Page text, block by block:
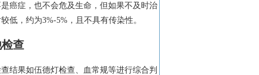
癌症，也不会危及生命，但如果不及时治
低，约为3%-5%，且不具有传染性。
查
结果如伍德灯检查、血常规等进行综合判